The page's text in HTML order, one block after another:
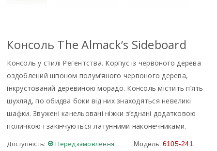
Консоль The Almack’s Sideboard
Консоль у стилі Регентства. Корпус із червоного дерева
оздоблений шпоном полум’яного червоного дерева,
інкрустований деревиною морадо. Консоль містить п’ять
шухляд, по обидва боки від них знаходяться невеликі
шафки. Звужені канельовані ніжки з’єднані додатковою
поличкою і закінчуються латунними наконечниками.
Доступність: Передзамовлення Модель: 6105-241